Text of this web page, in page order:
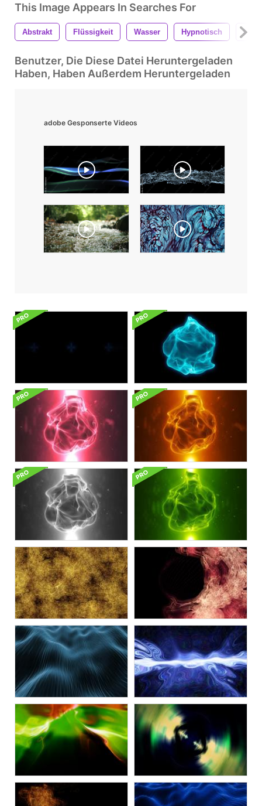
This Image Appears In Searches For
Abstrakt Flüssigkeit Wasser Hypnotisch
Benutzer, Die Diese Datei Heruntergeladen
Haben, Haben Außerdem Heruntergeladen
adobe Gesponserte Videos